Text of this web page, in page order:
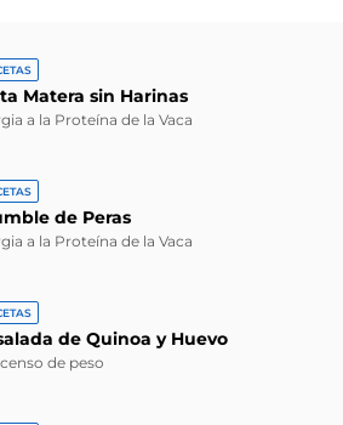
Matera sin Harinas
a la Proteína de la Vaca
de Peras
a la Proteína de la Vaca
de Quinoa y Huevo
de peso